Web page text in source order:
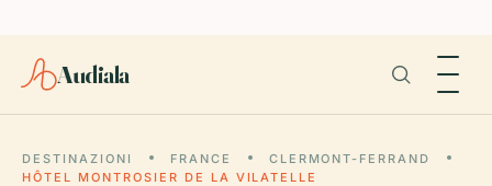
Audiala
DESTINAZIONI FRANCE
CLERMONT-FERRAND
HÔTEL MONTROSIER DE LA VILATELLE